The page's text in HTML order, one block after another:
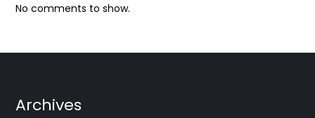
No comments to show.
Archives